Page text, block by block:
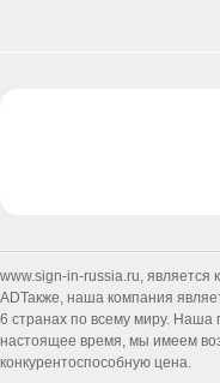
www.sign-in-russia.ru, является
ADТакже, наша компания
6 странах по всему миру. Наша
настоящее время, мы имеем
конкурентоспособную цена.